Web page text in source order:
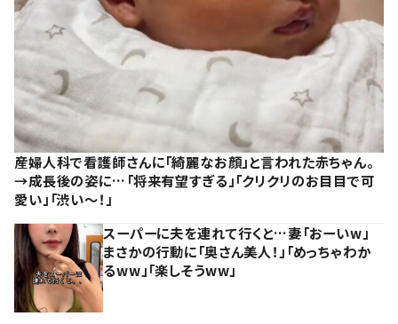
産婦人科で看護師さんに「綺麗なお顔」と言われた赤ちゃん。
→成長後の姿に…「将来有望すぎる」「クリクリのお目目で可
愛い」「渋い～！」
スーパーに夫を連れて行くと…妻「おーいw」
まさかの行動に「奥さん美人！」「めっちゃわか
るww」「楽しそうww」